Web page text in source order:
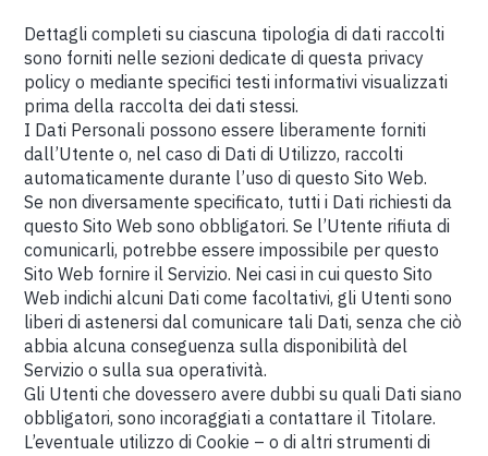
Dettagli completi su ciascuna tipologia di dati raccolti
sono forniti nelle sezioni dedicate di questa privacy
policy o mediante specifici testi informativi visualizzati
prima della raccolta dei dati stessi.
I Dati Personali possono essere liberamente forniti
dall’Utente o, nel caso di Dati di Utilizzo, raccolti
automaticamente durante l’uso di questo Sito Web.
Se non diversamente specificato, tutti i Dati richiesti da
questo Sito Web sono obbligatori. Se l’Utente rifiuta di
comunicarli, potrebbe essere impossibile per questo
Sito Web fornire il Servizio. Nei casi in cui questo Sito
Web indichi alcuni Dati come facoltativi, gli Utenti sono
liberi di astenersi dal comunicare tali Dati, senza che ciò
abbia alcuna conseguenza sulla disponibilità del
Servizio o sulla sua operatività.
Gli Utenti che dovessero avere dubbi su quali Dati siano
obbligatori, sono incoraggiati a contattare il Titolare.
L’eventuale utilizzo di Cookie – o di altri strumenti di